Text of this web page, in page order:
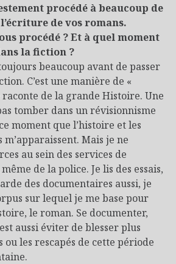
procédé à beaucoup de
de vos romans.
procédé ? Et à quel moment
la fiction ?
beaucoup avant de passer
C’est une manière de «
de la grande Histoire. Une
tomber dans un révisionnisme
moment que l’histoire et les
Mais je ne
au sein des services de
de la police. Je lis des essais,
des documentaires aussi, je
sur lequel je me base pour
le roman. Se documenter,
aussi éviter de blesser plus
ou les rescapés de cette période